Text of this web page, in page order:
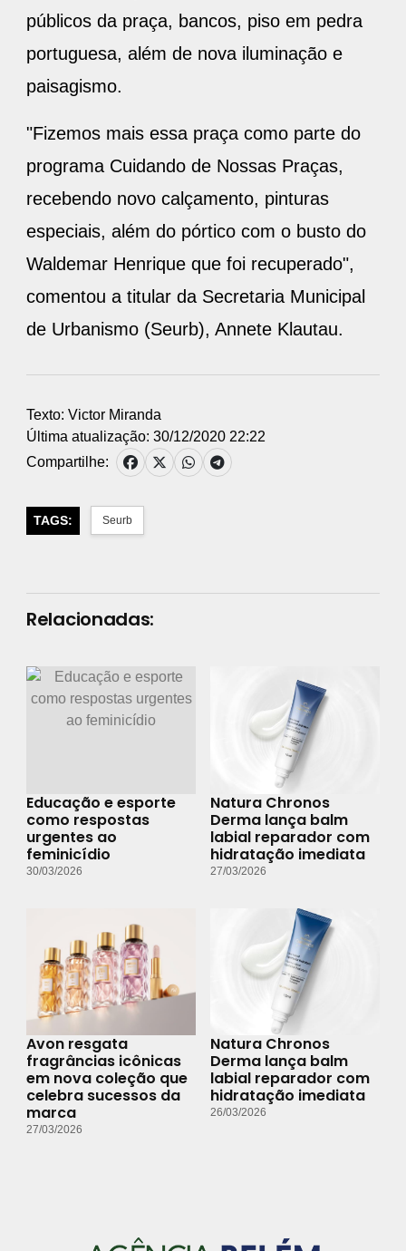
públicos da praça, bancos, piso em pedra
portuguesa, além de nova iluminação e
paisagismo.
"Fizemos mais essa praça como parte do
programa Cuidando de Nossas Praças,
recebendo novo calçamento, pinturas
especiais, além do pórtico com o busto do
Waldemar Henrique que foi recuperado",
comentou a titular da Secretaria Municipal
de Urbanismo (Seurb), Annete Klautau.
Texto: Victor Miranda
Última atualização: 30/12/2020 22:22
Compartilhe:
TAGS: Seurb
Relacionadas:
Educação e esporte
como respostas
urgentes ao
feminicídio
30/03/2026
Natura Chronos
Derma lança balm
labial reparador com
hidratação imediata
27/03/2026
Avon resgata
fragrâncias icônicas
em nova coleção que
celebra sucessos da
marca
27/03/2026
Natura Chronos
Derma lança balm
labial reparador com
hidratação imediata
26/03/2026